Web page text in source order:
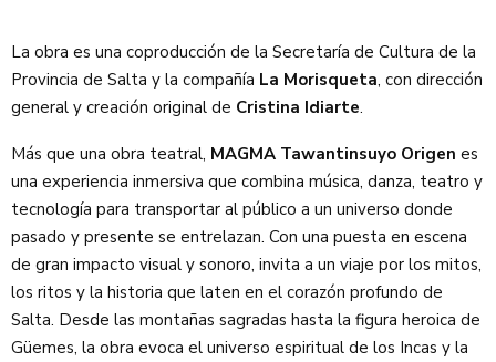
La obra es una coproducción de la Secretaría de Cultura de la
Provincia de Salta y la compañía La Morisqueta, con dirección
general y creación original de Cristina Idiarte.
Más que una obra teatral, MAGMA Tawantinsuyo Origen es
una experiencia inmersiva que combina música, danza, teatro y
tecnología para transportar al público a un universo donde
pasado y presente se entrelazan. Con una puesta en escena
de gran impacto visual y sonoro, invita a un viaje por los mitos,
los ritos y la historia que laten en el corazón profundo de
Salta. Desde las montañas sagradas hasta la figura heroica de
Güemes, la obra evoca el universo espiritual de los Incas y la